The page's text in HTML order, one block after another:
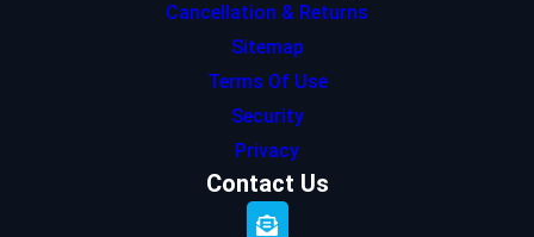
Cancellation & Returns
Sitemap
Terms Of Use
Security
Privacy
Contact Us